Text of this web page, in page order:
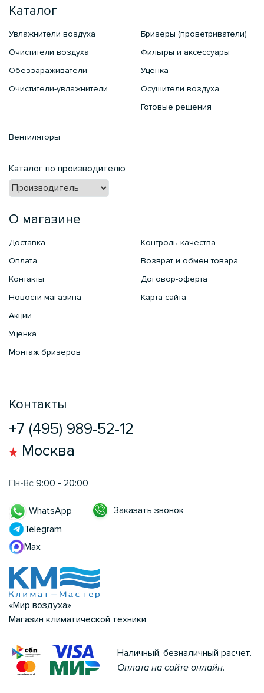
Каталог
Увлажнители воздуха
Очистители воздуха
Обеззараживатели
Очистители-увлажнители
Бризеры (проветриватели)
Фильтры и аксессуары
Уценка
Осушители воздуха
Готовые решения
Вентиляторы
Каталог по производителю
О магазине
Доставка
Оплата
Контакты
Новости магазина
Акции
Уценка
Монтаж бризеров
Контроль качества
Возврат и обмен товара
Договор-оферта
Карта сайта
Контакты
+7 (495) 989-52-12
Москва
Пн-Вс 9:00 - 20:00
WhatsApp
Telegram
Max
Заказать звонок
«Мир воздуха»
Магазин климатической техники
Наличный, безналичный расчет.
Оплата на сайте онлайн.